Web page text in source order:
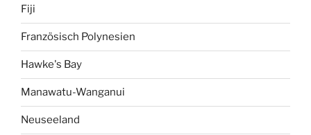
Fiji
Französisch Polynesien
Hawke's Bay
Manawatu-Wanganui
Neuseeland